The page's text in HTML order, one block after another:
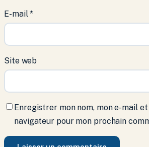
E-mail*
Site web
Enregistrer mon nom, mon e-mail
navigateur pour mon prochain